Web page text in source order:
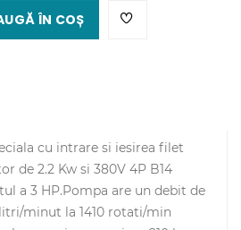
ÎN COȘ
cu intrare si iesirea filet
de 2.2 Kw si 380V 4P B14
a 3 HP.Pompa are un debit de
minut la 1410 rotati/min